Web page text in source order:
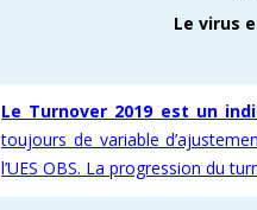
Le virus
Le Turnover 2019 est un
toujours de variable
l’UES OBS. La progression du